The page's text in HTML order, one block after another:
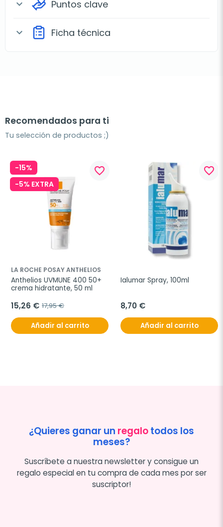
expand_more Puntos clave
expand_more Ficha técnica
Recomendados para ti
Tu selección de productos ;)
-15%
-5% EXTRA
favorite_border
LA ROCHE POSAY ANTHELIOS
Anthelios UVMUNE 400 50+
crema hidratante, 50 ml
15,26 € 17,95 €
Añadir al carrito
favorite_border
Ialumar Spray, 100ml
8,70 €
Añadir al carrito
¿Quieres ganar un regalotodos los
meses?
Suscríbete a nuestra newsletter y consigue un
regalo especial en tu compra de cada mes por ser
suscriptor!